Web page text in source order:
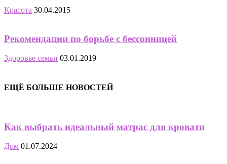
Красота 30.04.2015
Рекомендации по борьбе с бессонницей
Здоровье семьи 03.01.2019
ЕЩЁ БОЛЬШЕ НОВОСТЕЙ
Как выбрать идеальный матрас для кровати
Дом 01.07.2024